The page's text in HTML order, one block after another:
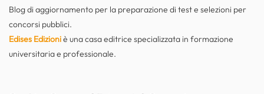
Blog di aggiornamento per la preparazione di test e selezioni per
concorsi pubblici.
Edises Edizioniè una casa editrice specializzata in formazione
universitaria e professionale.